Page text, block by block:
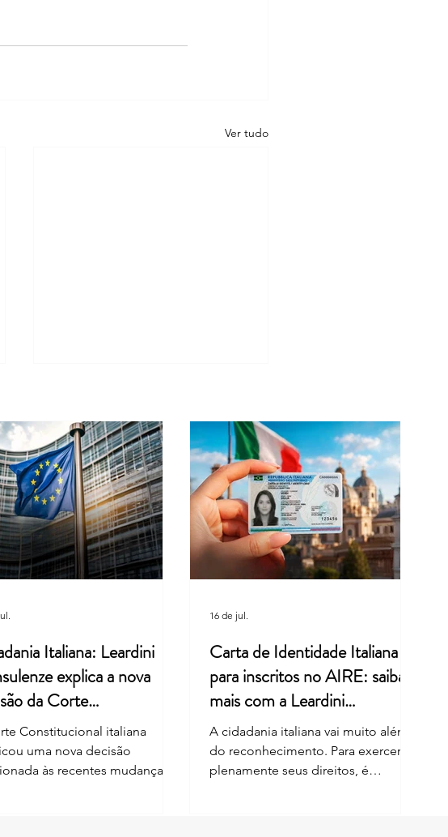
Ver tudo
Itália Vai Emitir Quase 500 Mil
Vistos de Trabalho Para
Estrangeiros
Italiana: Leardini
explica a nova
da Corte
Constitucional italiana
uma nova decisão
às recentes mudanças
Carta de Identidade Italiana
para inscritos no AIRE: saiba
mais com a Leardini
Consulenze
A cidadania italiana vai muito além
do reconhecimento. Para exercer
plenamente seus direitos, é
16 de jul.